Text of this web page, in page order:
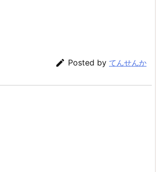
 Posted by てんせんか